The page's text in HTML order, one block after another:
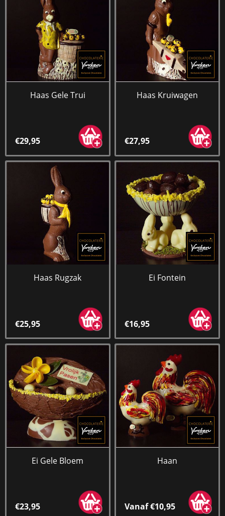
Haas Gele Trui
€29,95
Haas Kruiwagen
€27,95
Haas Rugzak
€25,95
Ei Fontein
€16,95
Ei Gele Bloem
€23,95
Haan
Vanaf €10,95